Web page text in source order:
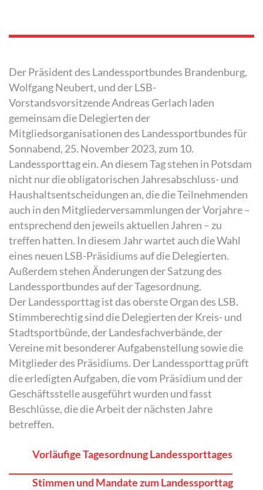
Der Präsident des Landessportbundes Brandenburg,
Wolfgang Neubert, und der LSB-
Vorstandsvorsitzende Andreas Gerlach laden
gemeinsam die Delegierten der
Mitgliedsorganisationen des Landessportbundes für
Sonnabend, 25. November 2023, zum 10.
Landessporttag ein. An diesem Tag stehen in Potsdam
nicht nur die obligatorischen Jahresabschluss- und
Haushaltsentscheidungen an, die die Teilnehmenden
auch in den Mitgliederversammlungen der Vorjahre –
entsprechend den jeweils aktuellen Jahren – zu
treffen hatten. In diesem Jahr wartet auch die Wahl
eines neuen LSB-Präsidiums auf die Delegierten.
Außerdem stehen Änderungen der Satzung des
Landessportbundes auf der Tagesordnung.
Der Landessporttag ist das oberste Organ des LSB.
Stimmberechtig sind die Delegierten der Kreis- und
Stadtsportbünde, der Landesfachverbände, der
Vereine mit besonderer Aufgabenstellung sowie die
Mitglieder des Präsidiums. Der Landessporttag prüft
die erledigten Aufgaben, die vom Präsidium und der
Geschäftsstelle ausgeführt wurden und fasst
Beschlüsse, die die Arbeit der nächsten Jahre
betreffen.
Vorläufige Tagesordnung Landessporttages
Stimmen und Mandate zum Landessporttag